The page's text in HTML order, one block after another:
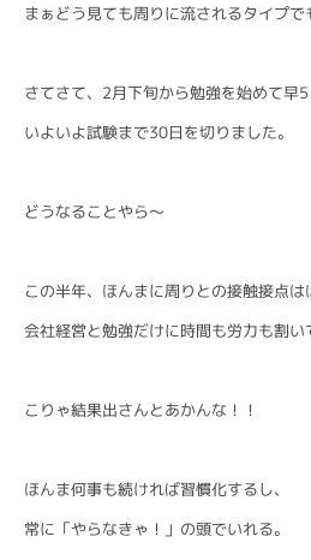
まぁどう見ても周りに流されるタイプで
さてさて、2月下旬から勉強を始めて早5
いよいよ試験まで30日を切りました。
どうなることやら〜
この半年、ほんまに周りとの接触接点は
会社経営と勉強だけに時間も労力も割い
こりゃ結果出さんとあかんな！！
ほんま何事も続ければ習慣化するし、
常に「やらなきゃ！」の頭でいれる。